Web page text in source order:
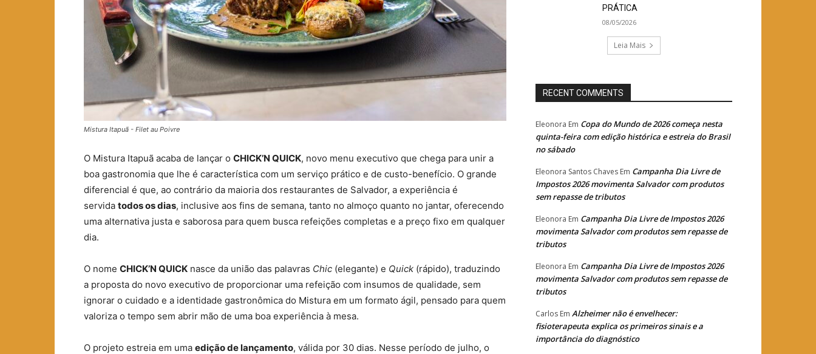
Mistura Itapuã - Filet au Poivre
O Mistura Itapuã acaba de lançar o CHICK’N QUICK, novo menu executivo que chega para unir a
boa gastronomia que lhe é característica com um serviço prático e de custo-benefício. O grande
diferencial é que, ao contrário da maioria dos restaurantes de Salvador, a experiência é
servida todos os dias, inclusive aos fins de semana, tanto no almoço quanto no jantar, oferecendo
uma alternativa justa e saborosa para quem busca refeições completas e a preço fixo em qualquer
dia.
O nome CHICK’N QUICK nasce da união das palavras Chic (elegante) e Quick (rápido), traduzindo
a proposta do novo executivo de proporcionar uma refeição com insumos de qualidade, sem
ignorar o cuidado e a identidade gastronômica do Mistura em um formato ágil, pensado para quem
valoriza o tempo sem abrir mão de uma boa experiência à mesa.
O projeto estreia em uma edição de lançamento, válida por 30 dias. Nesse período de julho, o
PRÁTICA
08/05/2026
Leia Mais
RECENT COMMENTS
Eleonora Em Copa do Mundo de 2026 começa nesta
quinta-feira com edição histórica e estreia do Brasil
no sábado
Eleonora Santos Chaves Em Campanha Dia Livre de
Impostos 2026 movimenta Salvador com produtos
sem repasse de tributos
Eleonora Em Campanha Dia Livre de Impostos 2026
movimenta Salvador com produtos sem repasse de
tributos
Eleonora Em Campanha Dia Livre de Impostos 2026
movimenta Salvador com produtos sem repasse de
tributos
Carlos Em Alzheimer não é envelhecer:
fisioterapeuta explica os primeiros sinais e a
importância do diagnóstico